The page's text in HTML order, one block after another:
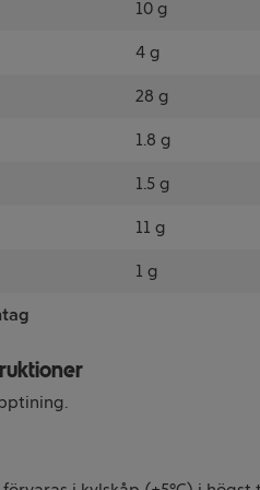
10 g
4 g
28 g
1.8 g
1.5 g
11 g
1 g